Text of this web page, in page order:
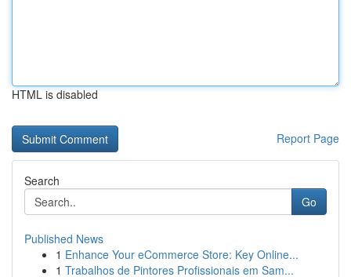
HTML is disabled
Report Page
Search
Go
Published News
1 Enhance Your eCommerce Store: Key Online...
1 Trabalhos de Pintores Profissionais em Sam...